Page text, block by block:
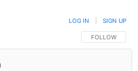
FOLLOW THIS
FOLLOW
LOG IN SIGN UP